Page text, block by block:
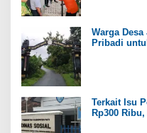
Warga
Pribadi
Terkait Isu
Rp300